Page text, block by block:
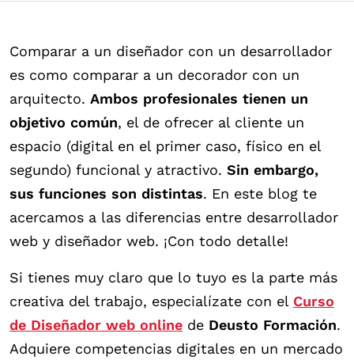
Comparar a un diseñador con un desarrollador
es como comparar a un decorador con un
arquitecto. Ambos profesionales tienen un
objetivo común, el de ofrecer al cliente un
espacio (digital en el primer caso, físico en el
segundo) funcional y atractivo. Sin embargo,
sus funciones son distintas. En este blog te
acercamos a las diferencias entre desarrollador
web y diseñador web. ¡Con todo detalle!
Si tienes muy claro que lo tuyo es la parte más
creativa del trabajo, especialízate con el Curso
de Diseñador web online de Deusto Formación.
Adquiere competencias digitales en un mercado